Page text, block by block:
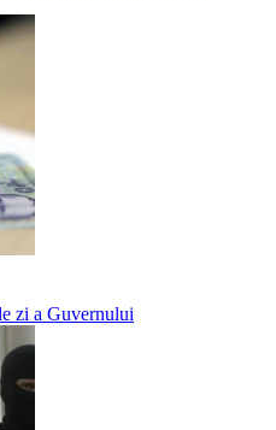
zi a Guvernului